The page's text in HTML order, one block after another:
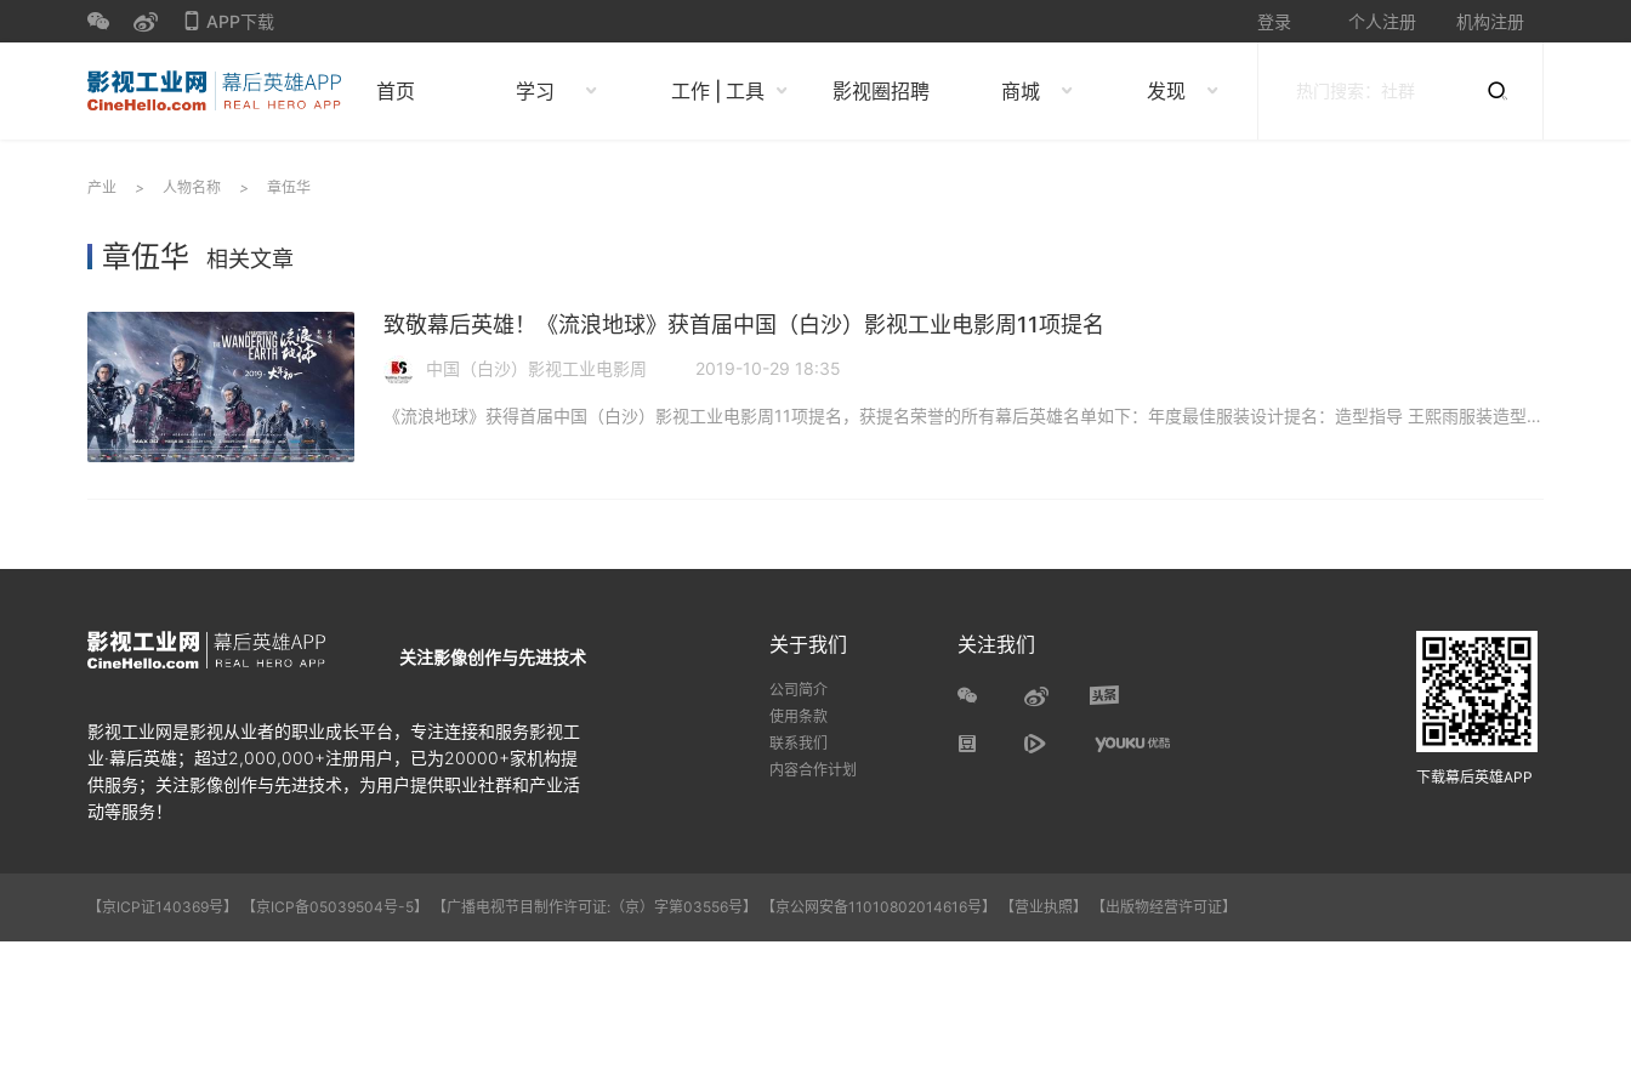
APP下载 登录 个人注册 机构注册
首页 学习 工作 | 工具 影视圈招聘 商城 发现
产业 > 人物名称 > 章伍华
章伍华 相关文章
致敬幕后英雄！《流浪地球》获首届中国（白沙）影视工业电影周11项提名
中国（白沙）影视工业电影周 2019-10-29 18:35
《流浪地球》获得首届中国（白沙）影视工业电影周11项提名，获提名荣誉的所有幕后英雄名单如下：年度最佳服装设计提名：造型指导 王熙雨服装造型组成员：造型助理-陈阳；造型画师-杨宁、水昊、刘畅；服装制作组
关注影像创作与先进技术
影视工业网是影视从业者的职业成长平台，专注连接和服务影视工
业·幕后英雄；超过2,000,000+注册用户，已为20000+家机构提
供服务；关注影像创作与先进技术，为用户提供职业社群和产业活
动等服务！
关于我们
公司简介
使用条款
联系我们
内容合作计划
关注我们
下载幕后英雄APP
【京ICP证140369号】 【京ICP备05039504号-5】 【广播电视节目制作许可证:（京）字第03556号】 【京公网安备11010802014616号】 【营业执照】 【出版物经营许可证】